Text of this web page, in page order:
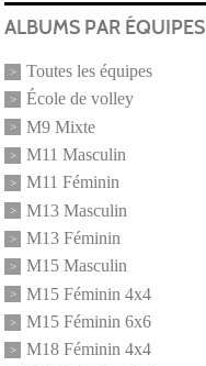
ALBUMS PAR ÉQUIPES
Toutes les équipes
École de volley
M9 Mixte
M11 Masculin
M11 Féminin
M13 Masculin
M13 Féminin
M15 Masculin
M15 Féminin 4x4
M15 Féminin 6x6
M18 Féminin 4x4